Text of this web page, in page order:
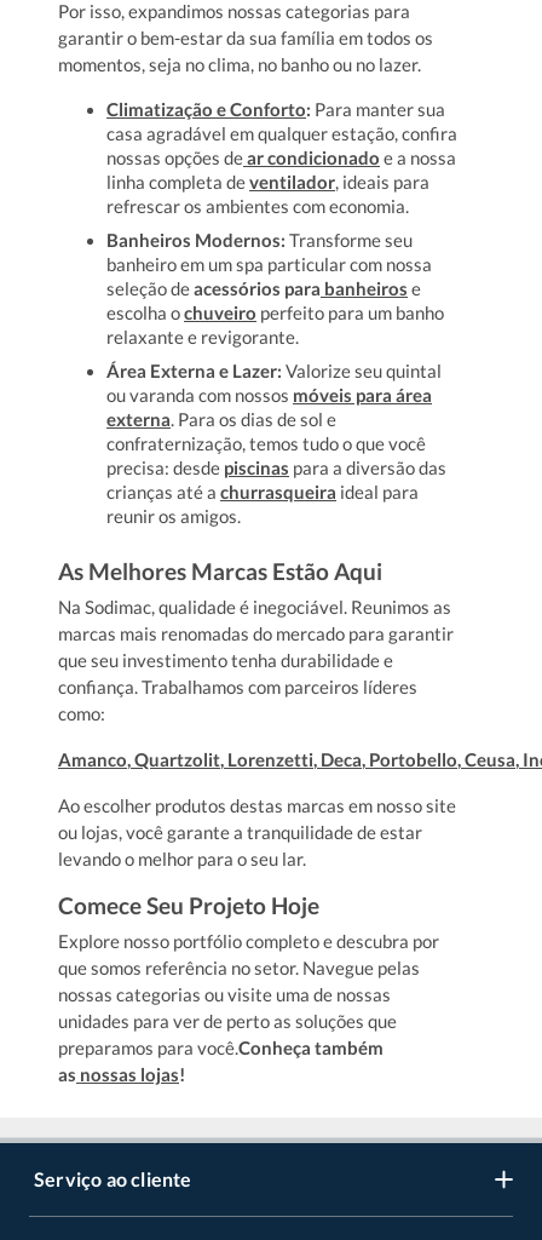
Por isso, expandimos nossas categorias para
garantir o bem-estar da sua família em todos os
momentos, seja no clima, no banho ou no lazer.
Climatização e Conforto: Para manter sua
casa agradável em qualquer estação, confira
nossas opções dear condicionado e a nossa
linha completa deventilador, ideais para
refrescar os ambientes com economia.
Banheiros Modernos: Transforme seu
banheiro em um spa particular com nossa
seleção deacessórios para banheiros e
escolha ochuveiro perfeito para um banho
relaxante e revigorante.
Área Externa e Lazer: Valorize seu quintal
ou varanda com nossos móveis para área
externa. Para os dias de sol e
confraternização, temos tudo o que você
precisa: desde piscinas para a diversão das
crianças até a churrasqueira ideal para
reunir os amigos.
As Melhores Marcas Estão Aqui
Na Sodimac, qualidade é inegociável. Reunimos as
marcas mais renomadas do mercado para garantir
que seu investimento tenha durabilidade e
confiança. Trabalhamos com parceiros líderes
como:
Amanco,Quartzolit, Lorenzetti, Deca, Portobello,Ceusa,
Ao escolher produtos destas marcas em nosso site
ou lojas, você garante a tranquilidade de estar
levando o melhor para o seu lar.
Comece Seu Projeto Hoje
Explore nosso portfólio completo e descubra por
que somos referência no setor. Navegue pelas
nossas categorias ou visite uma de nossas
unidades para ver de perto as soluções que
preparamos para você.Conheça também
as nossas lojas!
Serviço ao cliente